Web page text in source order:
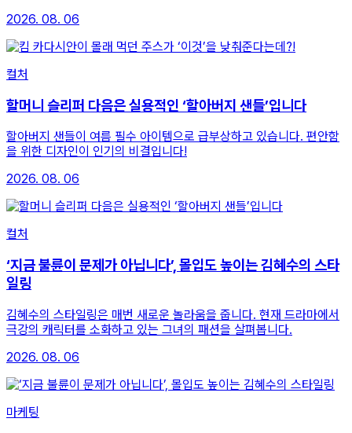
2026. 08. 06
컬처
할머니 슬리퍼 다음은 실용적인 ‘할아버지 샌들’입니다
할아버지 샌들이 여름 필수 아이템으로 급부상하고 있습니다. 편안함
을 위한 디자인이 인기의 비결입니다!
2026. 08. 06
컬처
‘지금 불륜이 문제가 아닙니다’, 몰입도 높이는 김혜수의 스타
일링
김혜수의 스타일링은 매번 새로운 놀라움을 줍니다. 현재 드라마에서
극강의 캐릭터를 소화하고 있는 그녀의 패션을 살펴봅니다.
2026. 08. 06
마케팅